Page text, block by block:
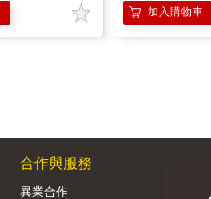
加入購物車
合作與服務
異業合作